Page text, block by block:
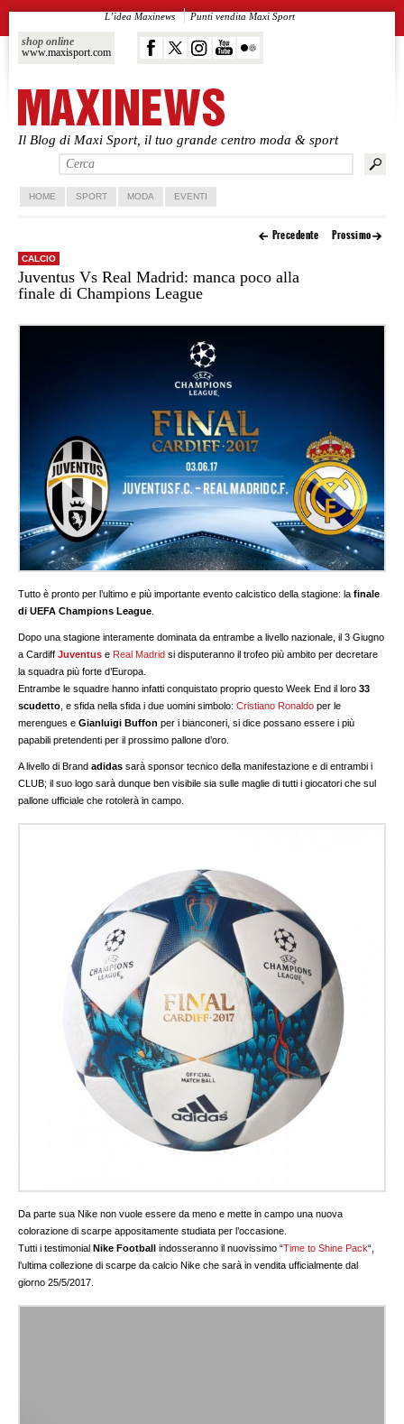
Il Blog di Maxi Sport, il tuo grande centro moda & sport
shop online
www.maxisport.com
L’idea Maxinews Punti vendita Maxi Sport
Vai al contenuto principale
Vai al contenuto secondario
HOME SPORT MODA EVENTI
Precedente Prossimo
CALCIO
Juventus Vs Real Madrid: manca poco alla
finale di Champions League
Tutto è pronto per l’ultimo e più importante evento calcistico della stagione: lafinale
di UEFA Champions League.
Dopo una stagione interamente dominata da entrambe a livello nazionale, il 3 Giugno
a CardiffJuventus e Real Madrid si disputeranno il trofeo più ambito per decretare
la squadra più forte d’Europa.
Entrambe le squadre hanno infatti conquistato proprio questo Week End il loro33
scudetto, e sfida nella sfida i due uomini simbolo: Cristiano Ronaldo per le
merengues eGianluigi Buffon per i bianconeri, si dice possano essere i più
papabili pretendenti per il prossimo pallone d’oro.
A livello di Brandadidas sarà sponsor tecnico della manifestazione e di entrambi i
CLUB; il suo logo sarà dunque ben visibile sia sulle maglie di tutti i giocatori che sul
pallone ufficiale che rotolerà in campo.
Da parte sua Nike non vuole essere da meno e mette in campo una nuova
colorazione di scarpe appositamente studiata per l’occasione.
Tutti i testimonial Nike Football indosseranno il nuovissimo “Time to Shine Pack“,
l’ultima collezione di scarpe da calcio Nike che sarà in vendita ufficialmente dal
giorno 25/5/2017.